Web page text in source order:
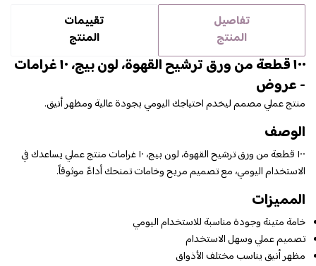
تفاصيل
المنتج
تقييمات
المنتج
١٠٠ قطعة من ورق ترشيح القهوة، لون بيج، ١٠ غرامات
- عروض
منتج عملي مصمم ليخدم احتياجك اليومي بجودة عالية ومظهر أنيق.
الوصف
١٠٠ قطعة من ورق ترشيح القهوة، لون بيج، ١٠ غرامات منتج عملي يساعدك في
الاستخدام اليومي، مع تصميم مريح وخامات تمنحك أداءً موثوقاً.
المميزات
خامة متينة وجودة مناسبة للاستخدام اليومي
تصميم عملي وسهل الاستخدام
مظهر أنيق يناسب مختلف الأذواق